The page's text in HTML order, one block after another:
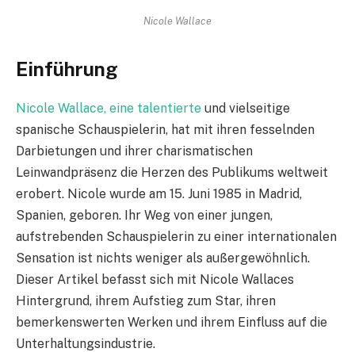
Nicole Wallace
Einführung
Nicole Wallace, eine talentierte und vielseitige
spanische Schauspielerin, hat mit ihren fesselnden
Darbietungen und ihrer charismatischen
Leinwandpräsenz die Herzen des Publikums weltweit
erobert. Nicole wurde am 15. Juni 1985 in Madrid,
Spanien, geboren. Ihr Weg von einer jungen,
aufstrebenden Schauspielerin zu einer internationalen
Sensation ist nichts weniger als außergewöhnlich.
Dieser Artikel befasst sich mit Nicole Wallaces
Hintergrund, ihrem Aufstieg zum Star, ihren
bemerkenswerten Werken und ihrem Einfluss auf die
Unterhaltungsindustrie.